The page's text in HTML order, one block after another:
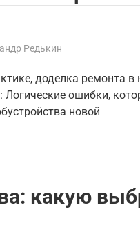
Редькин
доделка ремонта в
Логические ошибки,
новой
какую